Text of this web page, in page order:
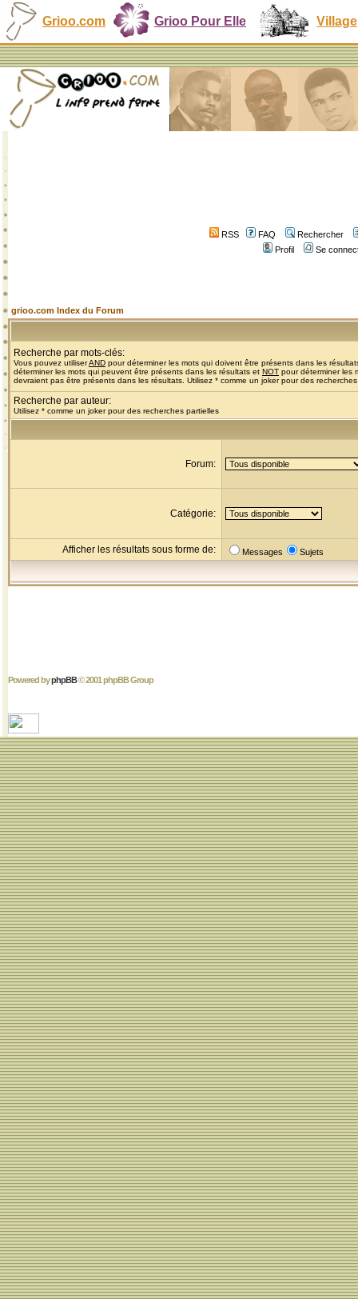
Grioo.com Grioo Pour Elle Village
RSS FAQ
Rechercher
Profil
Se
grioo.com Index du Forum
Recherche par mots-clés:
Vous pouvez utiliserAND pour déterminer les mots qui doivent être présents dans les
déterminer les mots qui peuvent être présents dans les résultats et NOT pour déterminer les
devraient pas être présents dans les résultats. Utilisez * comme un joker pour des
Recherche par auteur:
Utilisez * comme un joker pour des recherches partielles
Forum:
Catégorie:
Afficher les résultats sous forme de: Messages Sujets
Powered byphpBB© 2001 phpBB Group